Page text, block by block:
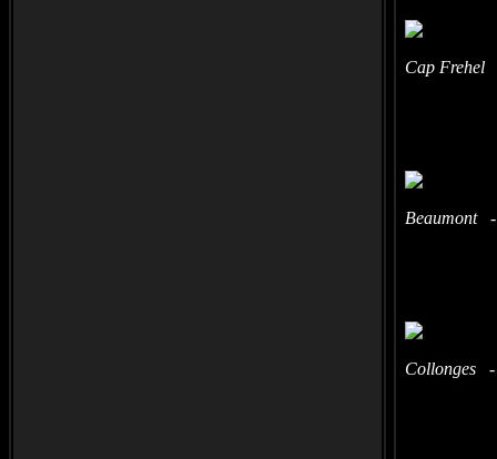
Cap Frehel
Beaumont
Collonges